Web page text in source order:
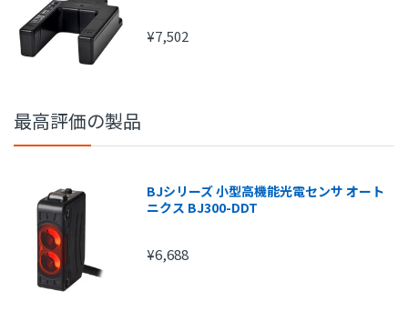
20,000円～
25,000円～
¥7,502
最高評価の製品
BJシリーズ 小型高機能光電センサ オート
ニクス BJ300-DDT
¥6,688